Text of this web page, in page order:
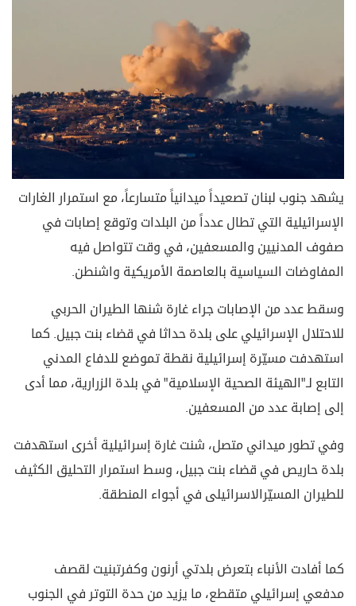
يشهد جنوب لبنان تصعيداً ميدانياً متسارعاً، مع استمرار الغارات
الإسرائيلية التي تطال عدداً من البلدات وتوقع إصابات في
صفوف المدنيين والمسعفين، في وقت تتواصل فيه
المفاوضات السياسية بالعاصمة الأمريكية واشنطن.
وسقط عدد من الإصابات جراء غارة شنها الطيران الحربي
للاحتلال الإسرائيلي على بلدة حداثا في قضاء بنت جبيل. كما
استهدفت مسيّرة إسرائيلية نقطة تموضع للدفاع المدني
التابع لـ"الهيئة الصحية الإسلامية" في بلدة الزرارية، مما أدى
إلى إصابة عدد من المسعفين.
وفي تطور ميداني متصل، شنت غارة إسرائيلية أخرى استهدفت
بلدة حاريص في قضاء بنت جبيل، وسط استمرار التحليق الكثيف
للطيران المسيّرالاسرائيلى في أجواء المنطقة.
كما أفادت الأنباء بتعرض بلدتي أرنون وكفرتبنيت لقصف
مدفعي إسرائيلي متقطع، ما يزيد من حدة التوتر في الجنوب